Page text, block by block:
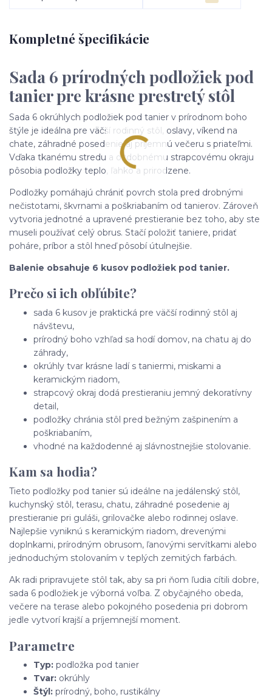
Kompletné špecifikácie
Sada 6 prírodných podložiek pod
tanier pre krásne prestretý stôl
Sada 6 okrúhlych podložiek pod tanier v prírodnom boho
štýle je ideálna pre väčší rodinný stôl, oslavy, víkend na
chate, záhradné posedenie aj príjemnú večeru s priateľmi.
Vďaka tkanému stredu a ozdobnému strapcovému okraju
pôsobia podložky teplo, ľahko a prirodzene.
Podložky pomáhajú chrániť povrch stola pred drobnými
nečistotami, škvrnami a poškriabaním od tanierov. Zároveň
vytvoria jednotné a upravené prestieranie bez toho, aby ste
museli používať celý obrus. Stačí položiť taniere, pridať
poháre, príbor a stôl hneď pôsobí útulnejšie.
Balenie obsahuje 6 kusov podložiek pod tanier.
Prečo si ich obľúbite?
sada 6 kusov je praktická pre väčší rodinný stôl aj
návštevu,
prírodný boho vzhľad sa hodí domov, na chatu aj do
záhrady,
okrúhly tvar krásne ladí s taniermi, miskami a
keramickým riadom,
strapcový okraj dodá prestieraniu jemný dekoratívny
detail,
podložky chránia stôl pred bežným zašpinením a
poškriabaním,
vhodné na každodenné aj slávnostnejšie stolovanie.
Kam sa hodia?
Tieto podložky pod tanier sú ideálne na jedálenský stôl,
kuchynský stôl, terasu, chatu, záhradné posedenie aj
prestieranie pri guláši, grilovačke alebo rodinnej oslave.
Najlepšie vyniknú s keramickým riadom, drevenými
doplnkami, prírodným obrusom, ľanovými servítkami alebo
jednoduchým stolovaním v teplých zemitých farbách.
Ak radi pripravujete stôl tak, aby sa pri ňom ľudia cítili dobre,
sada 6 podložiek je výborná voľba. Z obyčajného obeda,
večere na terase alebo pokojného posedenia pri dobrom
jedle vytvorí krajší a príjemnejší moment.
Parametre
Typ: podložka pod tanier
Tvar: okrúhly
Štýl: prírodný, boho, rustikálny